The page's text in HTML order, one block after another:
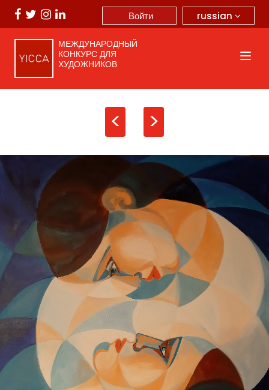
russian
Войти
МЕЖДУНАРОДНЫЙ
КОНКУРС ДЛЯ
ХУДОЖНИКОВ
< >